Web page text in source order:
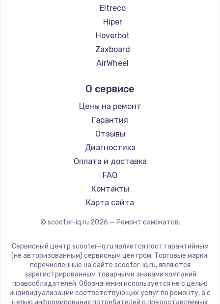
Eltreco
Hiper
Hoverbot
Zaxboard
AirWheel
Hunter
Shorner
Joyor
Minimotors
Bork
Segway
KIRIN
О сервисе
Цены на ремонт
Гарантия
Отзывы
Диагностика
Оплата и доставка
FAQ
Контакты
Карта сайта
© scooter-iq.ru 2026 — Ремонт самокатов.
Сервисный центр scooter-iq.ru является пост гарантийным
(не авторизованным) сервисным центром. Торговые марки,
перечисленные на сайте scooter-iq.ru, являются
зарегистрированным товарными знаками компаний
правообладателей. Обозначения используется не с целью
индивидуализации соответствующих услуг по ремонту, а с
целью информирования потребителей о предоставляемых